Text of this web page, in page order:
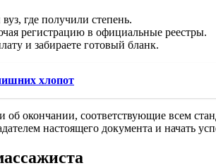
где получили степень.
регистрацию в официальные реестры.
и забираете готовый бланк.
хлопот
окончании, соответствующие всем
настоящего документа и начать